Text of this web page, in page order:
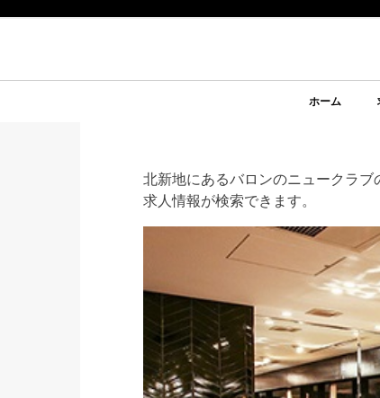
ホーム
北新地にあるバロンのニュークラ
求人情報が検索できます。